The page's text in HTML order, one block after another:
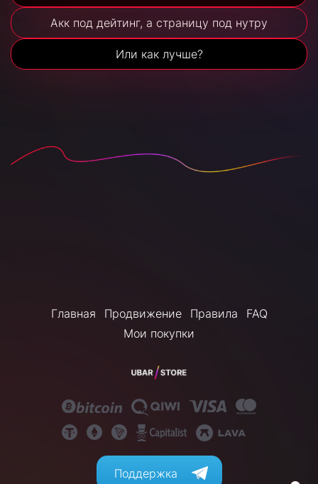
Акк под дейтинг, а страницу под нутру
Или как лучше?
Главная Продвижение Правила
FAQ
Мои покупки
Поддержка